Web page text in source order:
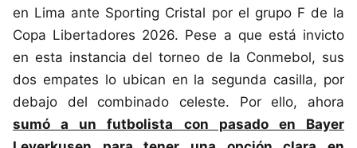
en Lima ante Sporting Cristal por el grupo F de la
Copa Libertadores 2026. Pese a que está invicto
en esta instancia del torneo de la Conmebol, sus
dos empates lo ubican en la segunda casilla, por
debajo del combinado celeste. Por ello, ahora
sumó a un futbolista con pasado en Bayer